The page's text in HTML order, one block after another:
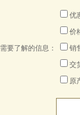
需要了解的信息：
优
价
销
交
原